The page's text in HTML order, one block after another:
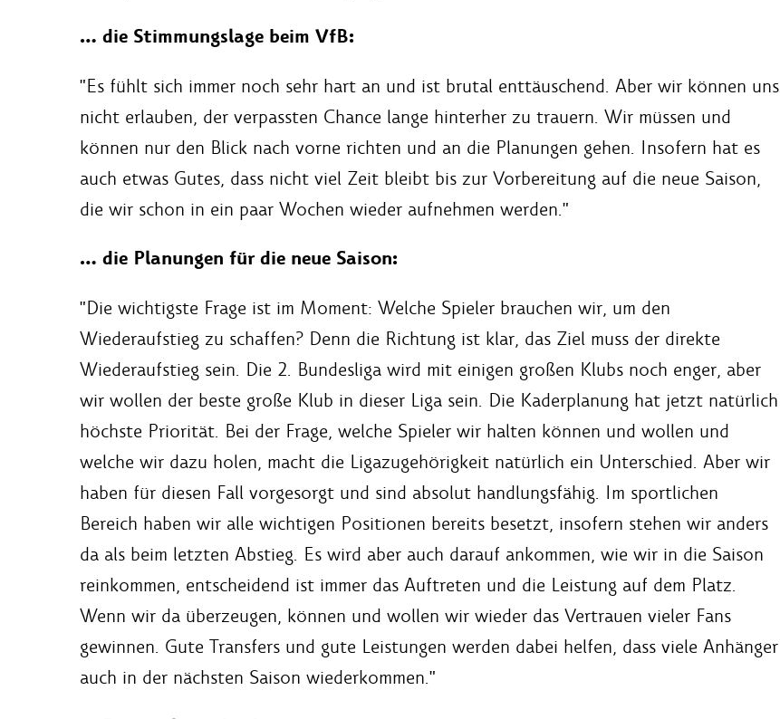
… die Stimmungslage beim VfB:
"Es fühlt sich immer noch sehr hart an und ist brutal enttäuschend. Aber wir können uns
nicht erlauben, der verpassten Chance lange hinterher zu trauern. Wir müssen und
können nur den Blick nach vorne richten und an die Planungen gehen. Insofern hat es
auch etwas Gutes, dass nicht viel Zeit bleibt bis zur Vorbereitung auf die neue Saison,
die wir schon in ein paar Wochen wieder aufnehmen werden."
… die Planungen für die neue Saison:
"Die wichtigste Frage ist im Moment: Welche Spieler brauchen wir, um den
Wiederaufstieg zu schaffen? Denn die Richtung ist klar, das Ziel muss der direkte
Wiederaufstieg sein. Die 2. Bundesliga wird mit einigen großen Klubs noch enger, aber
wir wollen der beste große Klub in dieser Liga sein. Die Kaderplanung hat jetzt natürlich
höchste Priorität. Bei der Frage, welche Spieler wir halten können und wollen und
welche wir dazu holen, macht die Ligazugehörigkeit natürlich ein Unterschied. Aber wir
haben für diesen Fall vorgesorgt und sind absolut handlungsfähig. Im sportlichen
Bereich haben wir alle wichtigen Positionen bereits besetzt, insofern stehen wir anders
da als beim letzten Abstieg. Es wird aber auch darauf ankommen, wie wir in die Saison
reinkommen, entscheidend ist immer das Auftreten und die Leistung auf dem Platz.
Wenn wir da überzeugen, können und wollen wir wieder das Vertrauen vieler Fans
gewinnen. Gute Transfers und gute Leistungen werden dabei helfen, dass viele Anhänger
auch in der nächsten Saison wiederkommen."